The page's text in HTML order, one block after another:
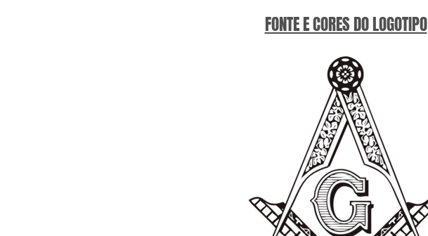
FONTE E CORES DO LOGOTIPO